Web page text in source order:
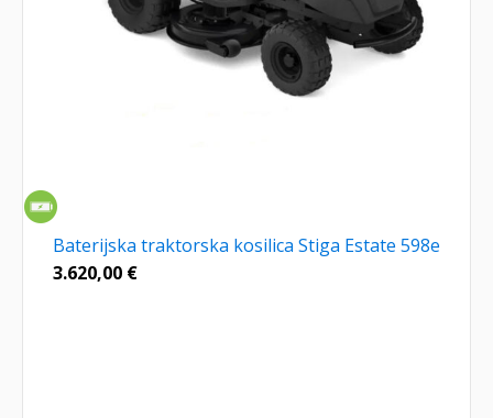
Baterijska traktorska kosilica Stiga Estate 598e
3.620,00 €